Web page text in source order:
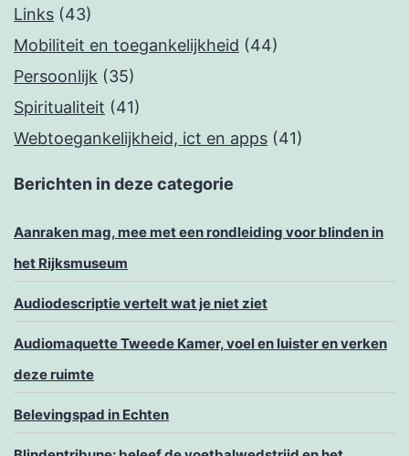
Links (43)
Mobiliteit en toegankelijkheid (44)
Persoonlijk (35)
Spiritualiteit (41)
Webtoegankelijkheid, ict en apps (41)
Berichten in deze categorie
Aanraken mag, mee met een rondleiding voor blinden in
het Rijksmuseum
Audiodescriptie vertelt wat je niet ziet
Audiomaquette Tweede Kamer, voel en luister en verken
deze ruimte
Belevingspad in Echten